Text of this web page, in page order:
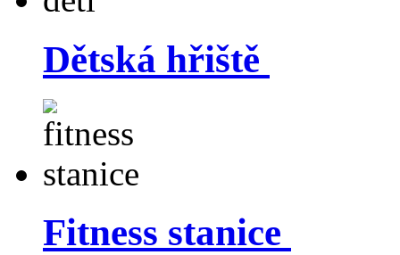
Dětská hřiště
Fitness stanice